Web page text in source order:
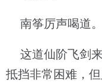
南筝厉声喝道。
这道仙阶飞剑
抵挡非常困难，